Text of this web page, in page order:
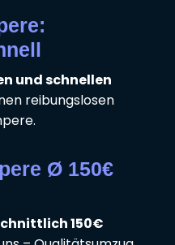
und schnellen
reibungslosen
Ø 150€
150€